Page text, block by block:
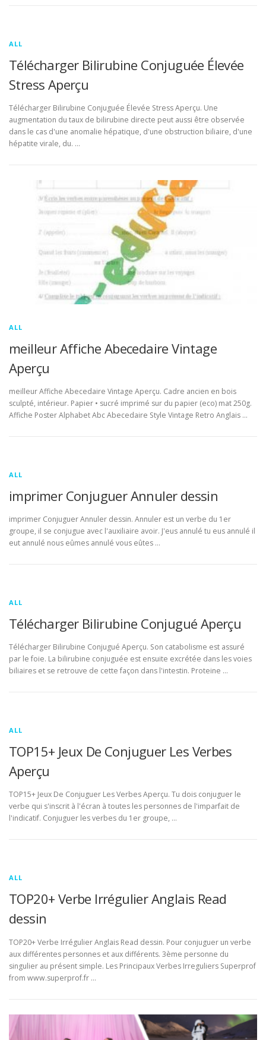
ALL
Télécharger Bilirubine Conjuguée Élevée
Stress Aperçu
Télécharger Bilirubine Conjuguée Élevée Stress Aperçu. Une
augmentation du taux de bilirubine directe peut aussi être observée
dans le cas d'une anomalie hépatique, d'une obstruction biliaire, d'une
hépatite virale, du. …
ALL
meilleur Affiche Abecedaire Vintage
Aperçu
meilleur Affiche Abecedaire Vintage Aperçu. Cadre ancien en bois
sculpté, intérieur. Papier • sucré imprimé sur du papier (eco) mat 250g.
Affiche Poster Alphabet Abc Abecedaire Style Vintage Retro Anglais …
ALL
imprimer Conjuguer Annuler dessin
imprimer Conjuguer Annuler dessin. Annuler est un verbe du 1er
groupe, il se conjugue avec l'auxiliaire avoir. J'eus annulé tu eus annulé il
eut annulé nous eûmes annulé vous eûtes …
ALL
Télécharger Bilirubine Conjugué Aperçu
Télécharger Bilirubine Conjugué Aperçu. Son catabolisme est assuré
par le foie. La bilirubine conjuguée est ensuite excrétée dans les voies
biliaires et se retrouve de cette façon dans l'intestin. Proteine …
ALL
TOP15+ Jeux De Conjuguer Les Verbes
Aperçu
TOP15+ Jeux De Conjuguer Les Verbes Aperçu. Tu dois conjuguer le
verbe qui s'inscrit à l'écran à toutes les personnes de l'imparfait de
l'indicatif. Conjuguer les verbes du 1er groupe, …
ALL
TOP20+ Verbe Irrégulier Anglais Read
dessin
TOP20+ Verbe Irrégulier Anglais Read dessin. Pour conjuguer un verbe
aux différentes personnes et aux différents. 3ème personne du
singulier au présent simple. Les Principaux Verbes Irreguliers Superprof
from www.superprof.fr …